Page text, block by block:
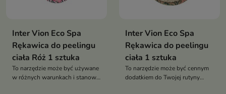
Inter Vion Eco Spa
Rękawica do peelingu
ciała Róż 1 sztuka
To narzędzie może być używane
w różnych warunkach i stanowi
Inter Vion Eco Spa
Rękawica do peelingu
ciała 1 sztuka
To narzędzie może być cennym
dodatkiem do Twojej rutyny